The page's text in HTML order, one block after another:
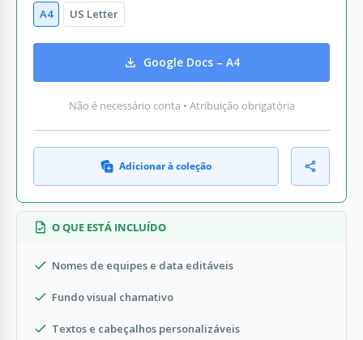
A4 US Letter
Google Docs – A4
Não é necessário conta • Atribuição obrigatória
Adicionar à coleção
O QUE ESTÁ INCLUÍDO
Nomes de equipes e data editáveis
Fundo visual chamativo
Textos e cabeçalhos personalizáveis